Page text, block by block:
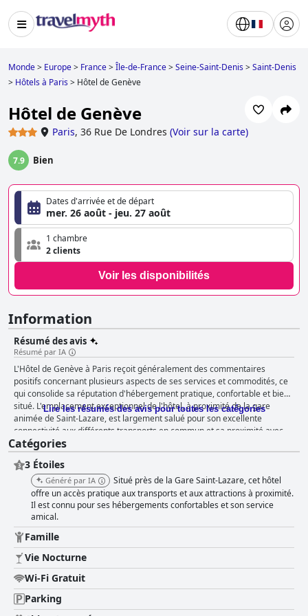
Monde> Europe> France>Île-de-France>Seine-Saint-Denis>Saint-Denis
> Hôtels à Paris> Hôtel de Genève
Hôtel de Genève
Paris, 36 Rue De Londres (Voir sur la carte)
7.9 Bien
Dates d'arrivée et de départ
mer. 26 août - jeu. 27 août
1 chambre
2 clients
Voir les disponibilités
Information
Résumé des avis
Résumé par IA
L'Hôtel de Genève à Paris reçoit généralement des commentaires
positifs concernant plusieurs aspects de ses services et commodités, ce
qui consolide sa réputation d'hébergement pratique, confortable et bien
situé. L'emplacement exceptionnel de l'hôtel, à proximité de la gare
animée de Saint-Lazare, est largement salué pour son excellente
connectivité aux différents transports en commun et sa proximité avec
les attractions touristiques populaires telles que l'Opéra Garnier, les
Galeries Lafayette, Montmartre et le Louvre. Le quartier entourant l'hôtel
offre une pléthore de possibilités de restauration et de shopping, ce qui
en fait un point de départ idéal pour explorer Paris. Les clients font
régulièrement l'éloge du petit-déjeuner de l'hôtel pour sa variété, sa
qualité et son rapport qualité-prix. Le buffet comprend un éventail de
pains frais, de viennoiseries, de fromages, de charcuteries, d'œufs
brouillés et de saucisses, avec des options supplémentaires pour
répondre aux restrictions alimentaires. Bien que certains commentaires
suggèrent des améliorations mineures, notamment en ce qui concerne le
réapprovisionnement des articles et le maintien de la fraîcheur,
l'expérience du petit-déjeuner est généralement appréciée. Les
chambres, bien que décrites comme petites, sont remarquées pour leur
propreté et leurs équipements modernes, notamment une literie
Lire les résumés des avis pour toutes les catégories
Catégories
3 Étoiles
Généré par IA
Situé près de la Gare Saint-Lazare, cet hôtel
offre un accès pratique aux transports et aux attractions à proximité.
Il est connu pour ses hébergements confortables et son service
amical.
Famille
Vie Nocturne
Wi-Fi Gratuit
Parking